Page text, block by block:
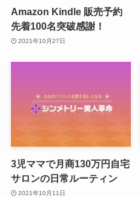
Amazon Kindle 販売予約
先着100名突破感謝！
2021年10月27日
3児ママで月商130万円自宅
サロンの日常ルーティン
2021年10月11日